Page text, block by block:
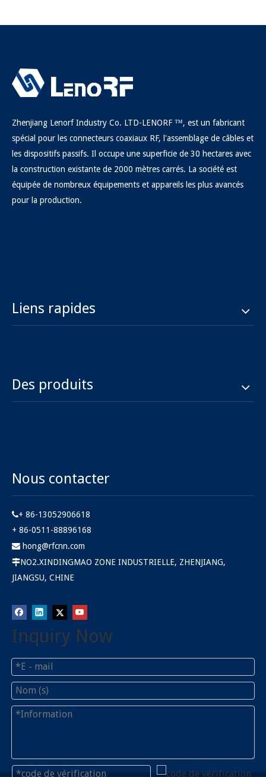
Zhenjiang Lenorf Industry Co. LTD-LENORF ™, est un fabricant
spécial pour les connecteurs coaxiaux RF, l'assemblage de câbles et
les dispositifs passifs. Il occupe une superficie de 30 hectares avec
la construction existante de 2000 mètres carrés. La société est
équipée de nombreux équipements et appareils les plus avancés
pour la production.
Liens rapides
Des produits
Nous contacter
+ 86-13052906618
+ 86-0511-88896168
 hong@rfcnn.com
NO2.XINDINGMAO ZONE INDUSTRIELLE, ZHENJIANG,
JIANGSU, CHINE
Inquiry Now